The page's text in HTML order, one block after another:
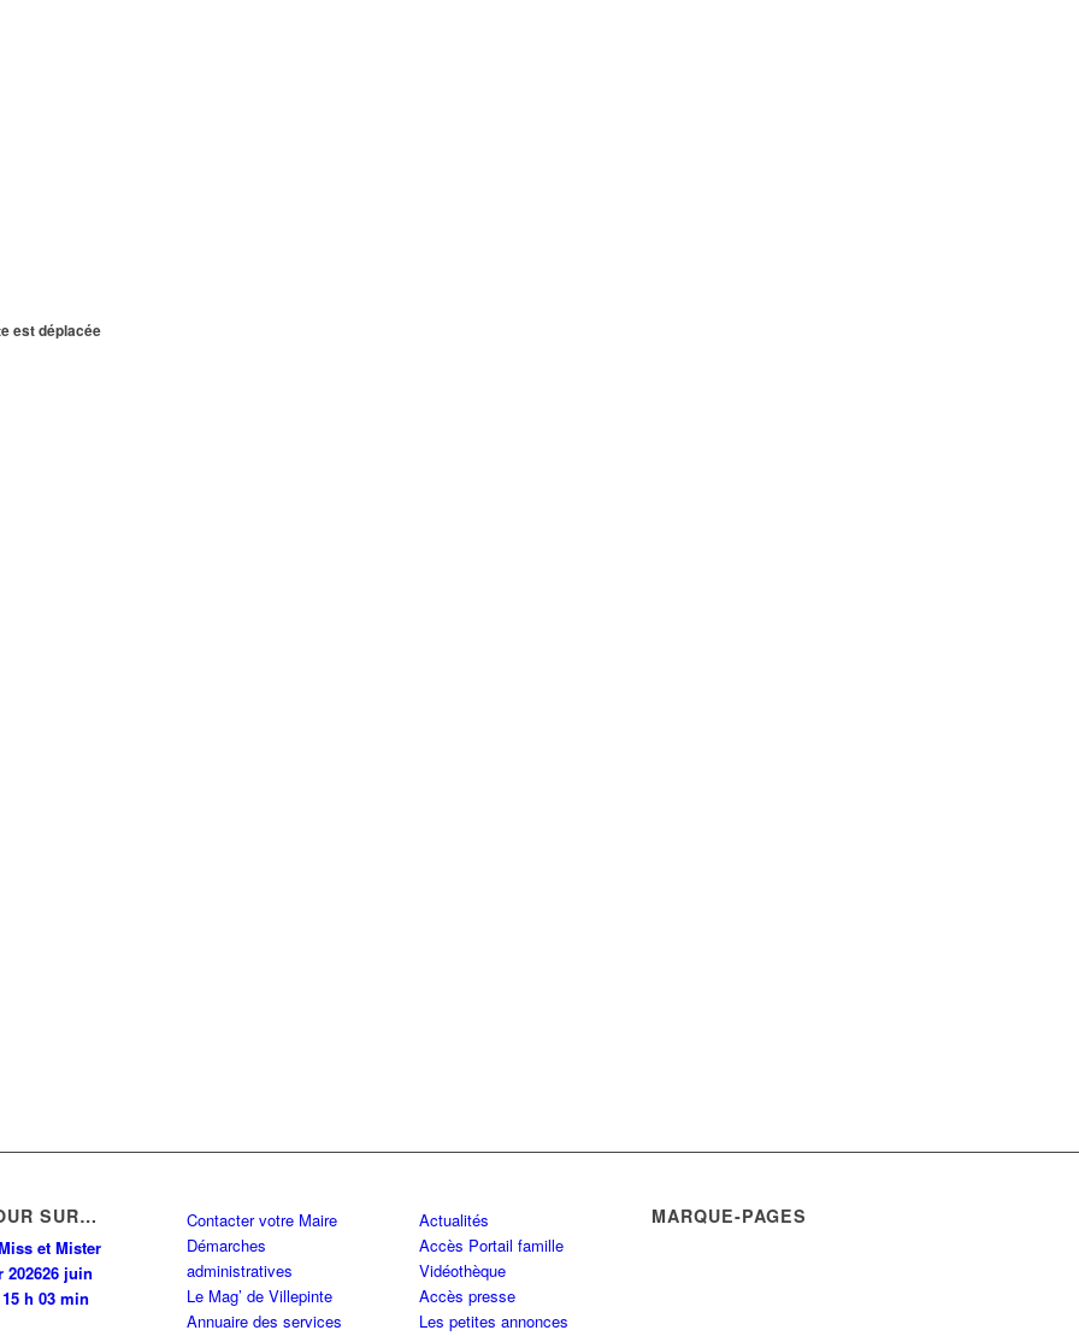
est déplacée
SUR…
et Mister
202626 juin
h 03 min
Contacter votre Maire
Démarches
administratives
Le Mag’ de Villepinte
Annuaire des services
Actualités
Accès Portail famille
Vidéothèque
Accès presse
Les petites annonces
MARQUE-PAGES